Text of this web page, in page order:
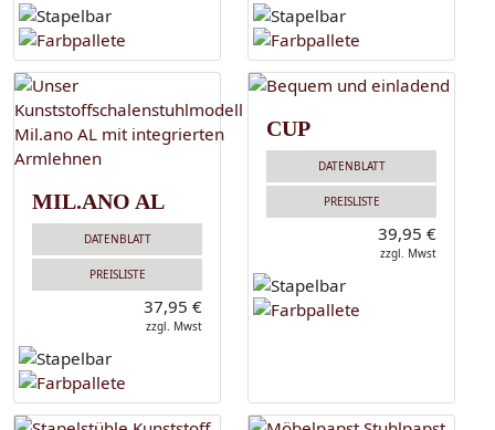
MIL.ANO AL
DATENBLATT
PREISLISTE
37,95 €
zzgl. Mwst
CUP
DATENBLATT
PREISLISTE
39,95 €
zzgl. Mwst